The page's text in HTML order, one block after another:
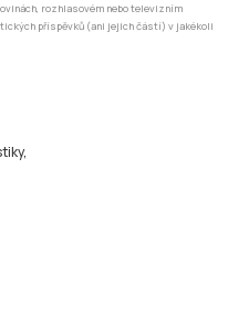
rozhlasovém nebo televizním
příspěvků (ani jejich částí) v jakékoli